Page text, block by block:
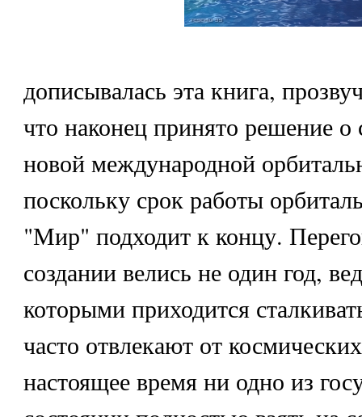
дописывалась эта книга,
что наконец принято решение о
новой международной
поскольку срок работы
"Мир" подходит к концу.
создании велись не один год,
которыми приходится
часто отвлекают от
настоящее время ни одно из